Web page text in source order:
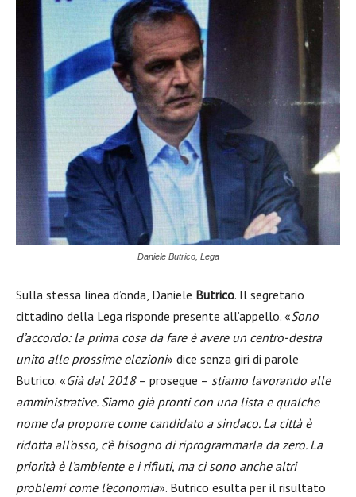
Daniele Butrico, Lega
Sulla stessa linea d’onda, Daniele Butrico. Il segretario
cittadino della Lega risponde presente all’appello. «Sono
d’accordo: la prima cosa da fare è avere un centro-destra
unito alle prossime elezioni» dice senza giri di parole
Butrico. «Già dal 2018– prosegue – stiamo lavorando alle
amministrative. Siamo già pronti con una lista e qualche
nome da proporre come candidato a sindaco. La città è
ridotta all’osso, c’è bisogno di riprogrammarla da zero. La
priorità è l’ambiente e i rifiuti, ma ci sono anche altri
problemi come l’economia». Butrico esulta per il risultato